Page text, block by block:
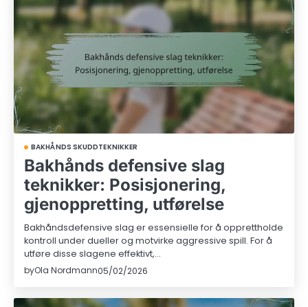
BAKHÅNDS SKUDDTEKNIKKER
Bakhånds defensive slag
teknikker: Posisjonering,
gjenoppretting, utførelse
Bakhåndsdefensive slag er essensielle for å opprettholde
kontroll under dueller og motvirke aggressive spill. For å
utføre disse slagene effektivt,…
byOla Nordmann05/02/2026